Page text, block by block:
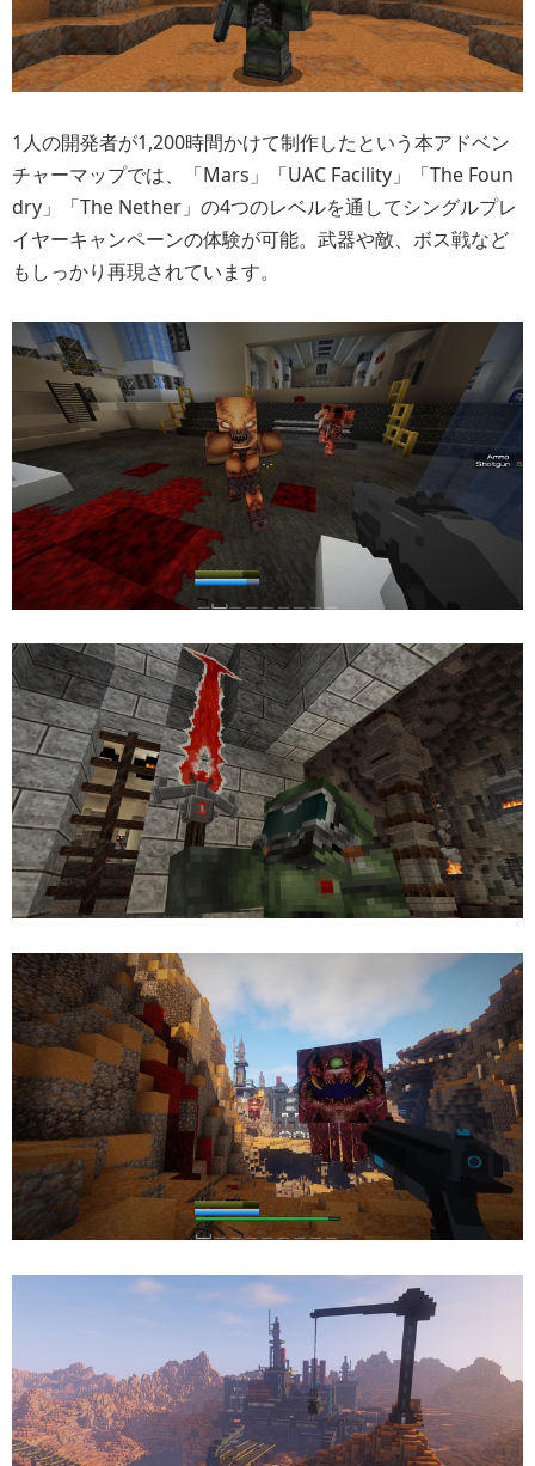
1人の開発者が1,200時間かけて制作したという本アドベン
チャーマップでは、「Mars」「UAC Facility」「The Foun
dry」「The Nether」の4つのレベルを通してシングルプレ
イヤーキャンペーンの体験が可能。武器や敵、ボス戦など
もしっかり再現されています。